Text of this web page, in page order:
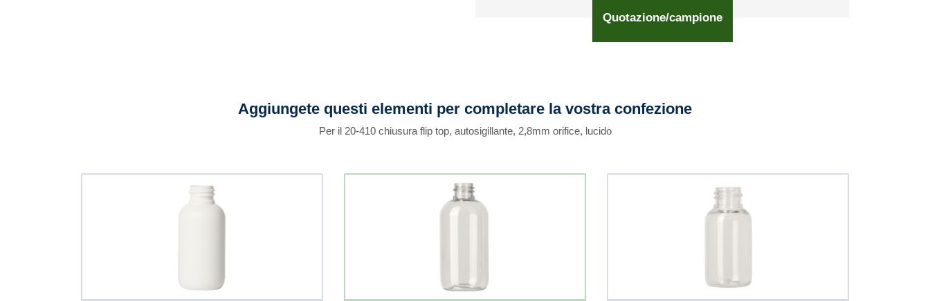
Quotazione/campione
Aggiungete questi elementi per completare la vostra confezione
Per il 20-410 chiusura flip top, autosigillante, 2,8mm orifice, lucido